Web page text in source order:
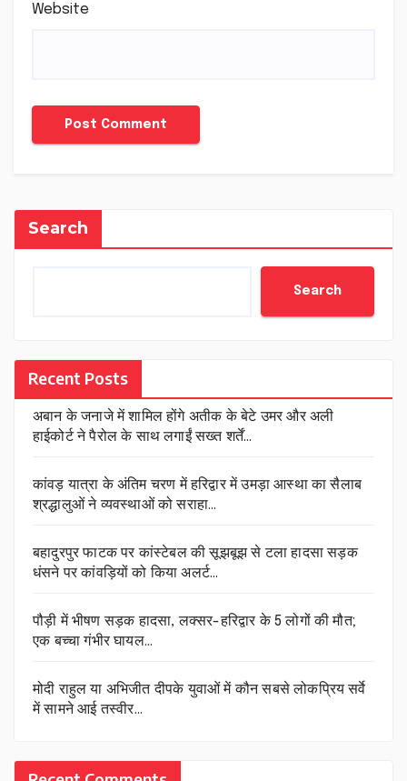
Website
Search
Search
Recent Posts
अबान के जनाजे में शामिल होंगे अतीक के बेटे उमर और अली
हाईकोर्ट ने पैरोल के साथ लगाईं सख्त शर्तें…
कांवड़ यात्रा के अंतिम चरण में हरिद्वार में उमड़ा आस्था का सैलाब
श्रद्धालुओं ने व्यवस्थाओं को सराहा…
बहादुरपुर फाटक पर कांस्टेबल की सूझबूझ से टला हादसा सड़क
धंसने पर कांवड़ियों को किया अलर्ट…
पौड़ी में भीषण सड़क हादसा, लक्सर-हरिद्वार के 5 लोगों की मौत;
एक बच्चा गंभीर घायल…
मोदी राहुल या अभिजीत दीपके युवाओं में कौन सबसे लोकप्रिय सर्वे
में सामने आई तस्वीर…